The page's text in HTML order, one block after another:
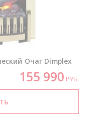
Очаг Dimplex
155 990 РУБ.